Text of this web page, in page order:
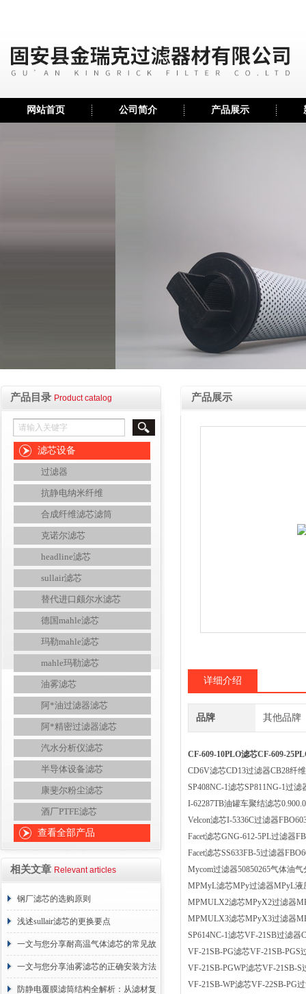
网站首页 公司简介 产品展示
产品目录 Product catalog
滤芯设备
过滤器
抗静电纳米纤维
合成纤维滤芯滤筒
克诺尔滤芯
headline滤芯
sullair滤芯
替代进口颇尔水滤芯
德国mahle滤芯
玛勒mahle滤芯
mahle玛勒滤芯
油雾滤芯
阿*油过滤器滤芯
阿*精密过滤器滤芯
汽水分析仪滤芯
半导体设备滤芯
康斐尔粉尘滤芯
酒厂PTFE滤芯
查看全部产品
相关文章 Relevant articles
钢厂滤芯的选购原则
浅述sullair滤芯的更换要点
一文与您分享耐高温气体滤芯的常见故
障相应解决方法
一文与您分享油雾滤芯的正确安装方法
防静电覆膜滤筒结构全解析：从滤材复
产品展示
详细介绍
品牌 其他品牌
CF-609-10PLO滤芯CF-609-
CD6V滤芯CD13过滤器CB28纤
SP408NC-1滤芯SP811NG-1过滤
I-62287TB油罐车聚结滤芯
Velcon滤芯I-5336C过滤器
Facet滤芯GNG-612-5PL过滤器
Facet滤芯SS633FB-5过滤器
Mycom过滤器50850265气体油
MPMyL滤芯MPy过滤器MPyL液
MPMULX2滤芯MPyX2过滤器
MPMULX3滤芯MPyX3过滤器
SP614NC-1滤芯VF-21SB过滤器
VF-21SB-PG滤芯VF-21SB-PGS
VF-21SB-PGWP滤芯VF-21SB-S
VF-21SB-WP滤芯VF-22SB-PG